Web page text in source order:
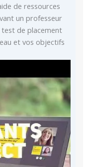
de ressources
un professeur
de placement
et vos objectifs